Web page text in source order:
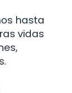
hasta
vidas